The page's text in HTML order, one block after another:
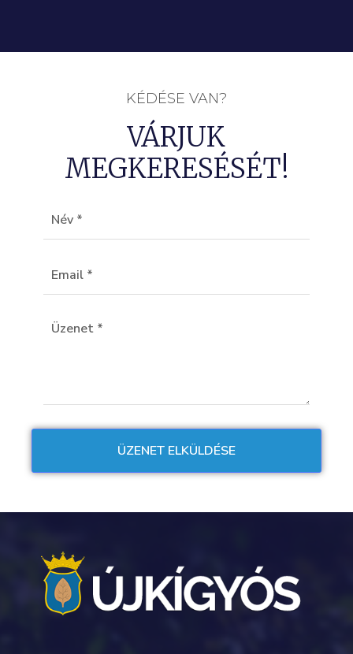
KÉDÉSE VAN?
VÁRJUK
MEGKERESÉSÉT!